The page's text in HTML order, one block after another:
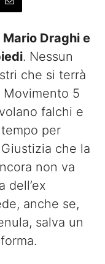
Draghi e
. Nessun
che si terrà
Movimento 5
falchi e
per
che la
non va
dell’ex
anche se,
salva un